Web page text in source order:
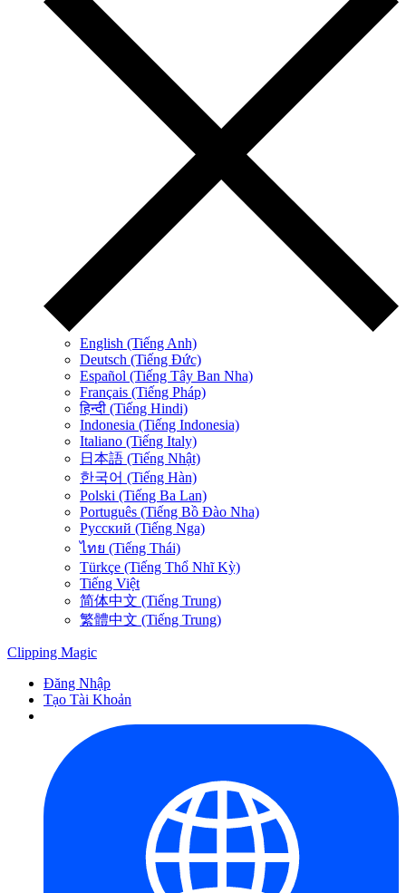
English (Tiếng Anh)
Deutsch (Tiếng Đức)
Español (Tiếng Tây Ban Nha)
Français (Tiếng Pháp)
हिन्दी (Tiếng Hindi)
Indonesia (Tiếng Indonesia)
Italiano (Tiếng Italy)
日本語 (Tiếng Nhật)
한국어 (Tiếng Hàn)
Polski (Tiếng Ba Lan)
Português (Tiếng Bồ Đào Nha)
Русский (Tiếng Nga)
ไทย (Tiếng Thái)
Türkçe (Tiếng Thổ Nhĩ Kỳ)
Tiếng Việt
简体中文 (Tiếng Trung)
繁體中文 (Tiếng Trung)
Clipping Magic
Đăng Nhập
Tạo Tài Khoản